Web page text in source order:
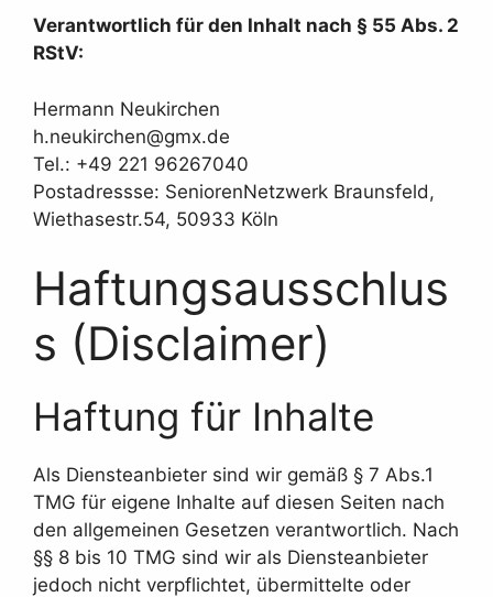
Verantwortlich für den Inhalt nach § 55 Abs. 2
RStV:
Hermann Neukirchen
h.neukirchen@gmx.de
Tel.: +49 221 96267040
Postadressse: SeniorenNetzwerk Braunsfeld,
Wiethasestr.54, 50933 Köln
Haftungsausschlus
s (Disclaimer)
Haftung für Inhalte
Als Diensteanbieter sind wir gemäß § 7 Abs.1
TMG für eigene Inhalte auf diesen Seiten nach
den allgemeinen Gesetzen verantwortlich. Nach
§§ 8 bis 10 TMG sind wir als Diensteanbieter
jedoch nicht verpflichtet, übermittelte oder